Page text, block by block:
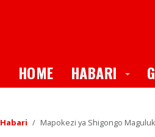
HOME HABARI
Habari Mapokezi ya Shigongo